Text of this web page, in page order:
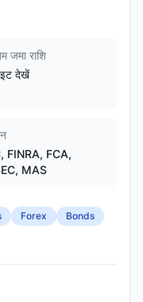
जमा राशि
देखें
FINRA, FCA,
MAS
Forex
Bonds